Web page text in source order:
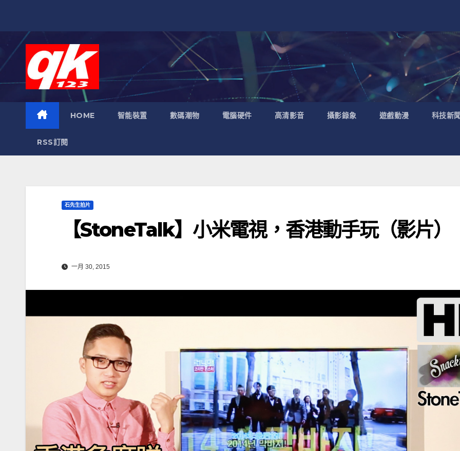
HOME 智能裝置 數碼潮物 電腦硬件 高清影音 攝影錄象 遊戲動漫 科技新
RSS訂閱
石先生拍片
【StoneTalk】小米電視，香港動手玩（影片）
一月 30, 2015